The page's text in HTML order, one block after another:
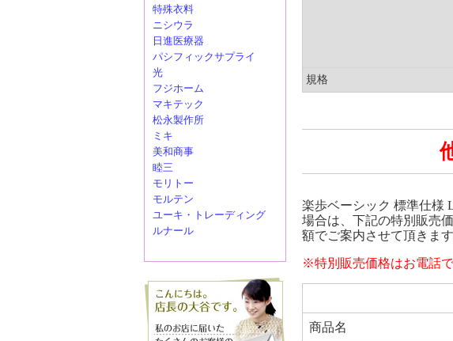
特殊衣料
ニシウラ
日進医療器
パシフィックサプライ
光
フジホーム
マキテック
松永製作所
ミキ
美和商事
睦三
モリトー
モルテン
ユーキ・トレーディング
ルナール
規格
楽歩ベーシック 標準仕様
場合は、下記の特別販売
額でご案内させて頂きます
※特別販売価格はお電話
商品名